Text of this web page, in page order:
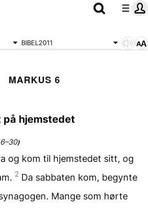
BIBEL2011
MARKUS 6
på hjemstedet
)
og kom til hjemstedet sitt, og
2 Da sabbaten kom, begynte
Mange som hørte